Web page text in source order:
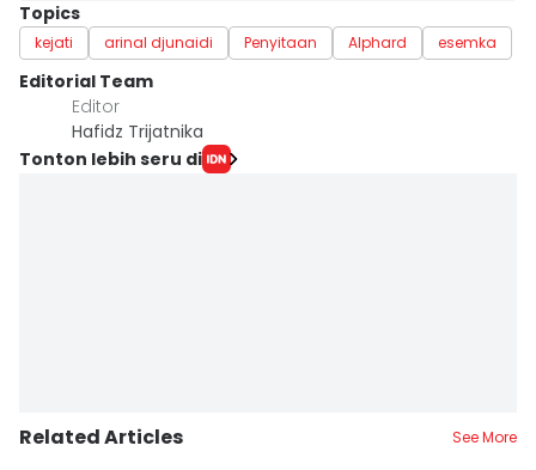
Topics
kejati arinal djunaidi Penyitaan Alphard esemka
Editorial Team
Editor
Hafidz Trijatnika
Tonton lebih seru di
Related Articles See More